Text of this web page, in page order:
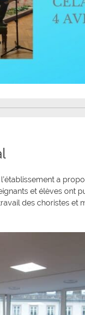
a
et élèves ont
des choristes et